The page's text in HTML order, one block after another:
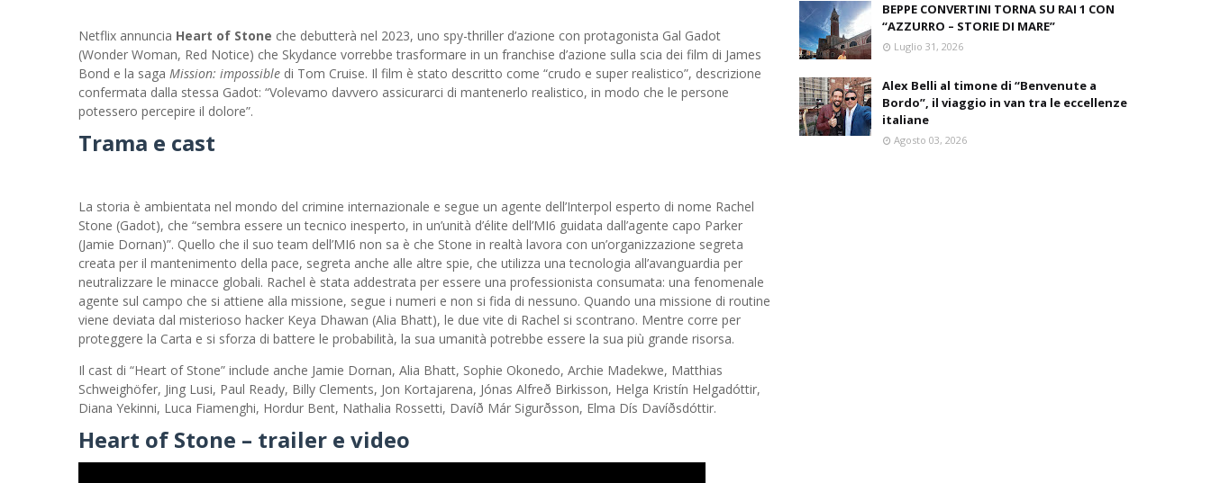
Netflix annuncia Heart of Stone che debutterà nel 2023, uno spy-thriller d’azione con protagonista Gal Gadot
(Wonder Woman, Red Notice) che Skydance vorrebbe trasformare in un franchise d’azione sulla scia dei film di James
Bond e la saga Mission: impossible di Tom Cruise. Il film è stato descritto come “crudo e super realistico”, descrizione
confermata dalla stessa Gadot: “Volevamo davvero assicurarci di mantenerlo realistico, in modo che le persone
potessero percepire il dolore”.
Trama e cast
La storia è ambientata nel mondo del crimine internazionale e segue un agente dell’Interpol esperto di nome Rachel
Stone (Gadot), che “sembra essere un tecnico inesperto, in un’unità d’élite dell’MI6 guidata dall’agente capo Parker
(Jamie Dornan)”. Quello che il suo team dell’MI6 non sa è che Stone in realtà lavora con un’organizzazione segreta
creata per il mantenimento della pace, segreta anche alle altre spie, che utilizza una tecnologia all’avanguardia per
neutralizzare le minacce globali. Rachel è stata addestrata per essere una professionista consumata: una fenomenale
agente sul campo che si attiene alla missione, segue i numeri e non si fida di nessuno. Quando una missione di routine
viene deviata dal misterioso hacker Keya Dhawan (Alia Bhatt), le due vite di Rachel si scontrano. Mentre corre per
proteggere la Carta e si sforza di battere le probabilità, la sua umanità potrebbe essere la sua più grande risorsa.
Il cast di “Heart of Stone” include anche Jamie Dornan, Alia Bhatt, Sophie Okonedo, Archie Madekwe, Matthias
Schweighöfer, Jing Lusi, Paul Ready, Billy Clements, Jon Kortajarena, Jónas Alfreð Birkisson, Helga Kristín Helgadóttir,
Diana Yekinni, Luca Fiamenghi, Hordur Bent, Nathalia Rossetti, Davíð Már Sigurðsson, Elma Dís Davíðsdóttir.
Heart of Stone – trailer e video
BEPPE CONVERTINI TORNA SU RAI 1 CON
“AZZURRO – STORIE DI MARE”
Luglio 31, 2026
Alex Belli al timone di “Benvenute a
Bordo”, il viaggio in van tra le eccellenze
italiane
Agosto 03, 2026